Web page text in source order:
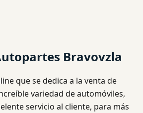
Bravovzla
que se dedica a la venta de
variedad de automóviles,
servicio al cliente, para más